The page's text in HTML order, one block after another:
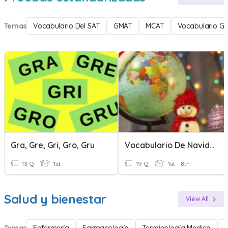
Temas Vocabulario Del SAT GMAT MCAT Vocabulario
Gra, Gre, Gri, Gro, Gru
13 Q 1st
Vocabulario De Navidad
19 Q 1st - 8th
Salud y bienestar View All